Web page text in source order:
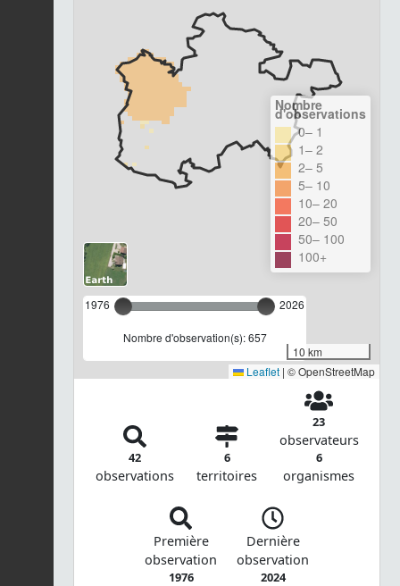
1976 2026
Nombre d'observation(s): 657
Nombre
d'observations
0– 1
1– 2
2– 5
5– 10
10– 20
20– 50
50– 100
100+
10 km
Leaflet | © OpenStreetMap
42
observations
6
territoires
23
observateurs
6
organismes
Première
observation
1976
Dernière
observation
2024